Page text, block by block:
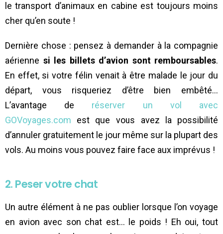
le transport d’animaux en cabine est toujours moins
cher qu’en soute !
Dernière chose : pensez à demander à la compagnie
aérienne si les billets d’avion sont remboursables.
En effet, si votre félin venait à être malade le jour du
départ, vous risqueriez d’être bien embêté…
L’avantage de réserver un vol avec
GOVoyages.com est que vous avez la possibilité
d’annuler gratuitement le jour même sur la plupart des
vols. Au moins vous pouvez faire face aux imprévus !
2. Peser votre chat
Un autre élément à ne pas oublier lorsque l’on voyage
en avion avec son chat est… le poids ! Eh oui, tout